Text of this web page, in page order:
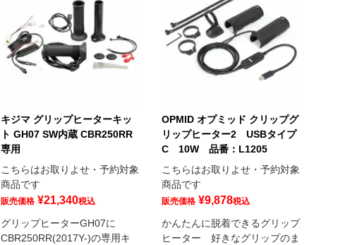
キジマ グリップヒーターキッ
ト GH07 SW内蔵 CBR250RR
専用
こちらはお取りよせ・予約対象
商品です
販売価格 ¥21,340税込
グリップヒーターGH07に
CBR250RR(2017Y-)の専用キ
OPMID オプミッド クリップグ
リップヒーター2 USBタイプ
C 10W 品番：L1205
こちらはお取りよせ・予約対象
商品です
販売価格 ¥9,878税込
かんたんに脱着できるグリップ
ヒーター 好きなグリップのま